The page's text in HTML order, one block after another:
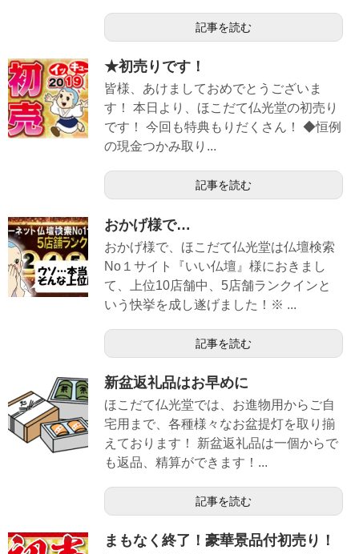
記事を読む
★初売りです！
皆様、あけましておめでとうございま
す！ 本日より、ほこだて仏光堂の初売り
です！ 今回も特典もりだくさん！ ◆恒例
の現金つかみ取り...
記事を読む
おかげ様で…
おかげ様で、ほこだて仏光堂は仏壇検索
No１サイト『いい仏壇』様におきまし
て、上位10店舗中、5店舗ランクインと
いう快挙を成し遂げました！※ ...
記事を読む
新盆返礼品はお早めに
ほこだて仏光堂では、お進物用からご自
宅用まで、各種様々なお盆提灯を取り揃
えております！ 新盆返礼品は一個からで
も返品、精算ができます！...
記事を読む
まもなく終了！豪華景品付初売り！